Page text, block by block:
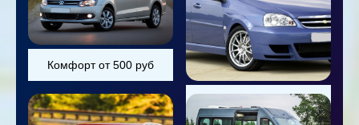
Комфорт от 500 руб
Универсал от 800 руб